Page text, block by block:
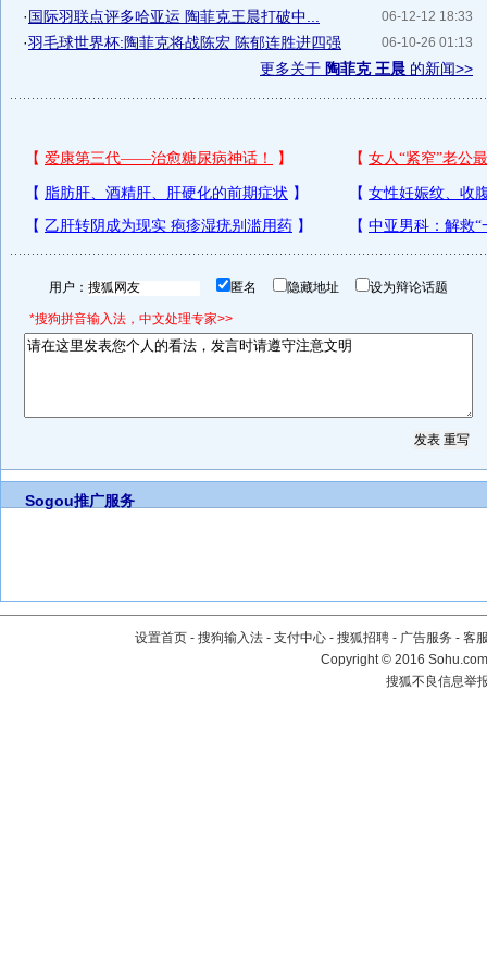
06-12-12 18:33
·国际羽联点评多哈亚运 陶菲克王晨打破中...
06-10-26 01:13
·羽毛球世界杯:陶菲克将战陈宏 陈郁连胜进四强
更多关于 陶菲克 王晨 的新闻>>
用户： 匿名 隐藏地址 设为辩论话题
*搜狗拼音输入法，中文处理专家>>
Sogou推广服务
设置首页 - 搜狗输入法 - 支付中心 - 搜狐招聘 - 广告服务 - 客
Copyright©2016
搜狐不良信息举